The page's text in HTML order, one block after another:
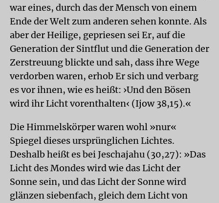
war eines, durch das der Mensch von einem
Ende der Welt zum anderen sehen konnte. Als
aber der Heilige, gepriesen sei Er, auf die
Generation der Sintflut und die Generation der
Zerstreuung blickte und sah, dass ihre Wege
verdorben waren, erhob Er sich und verbarg
es vor ihnen, wie es heißt: ›Und den Bösen
wird ihr Licht vorenthalten‹ (Ijow 38,15).«
Die Himmelskörper waren wohl »nur«
Spiegel dieses ursprünglichen Lichtes.
Deshalb heißt es bei Jeschajahu (30,27): »Das
Licht des Mondes wird wie das Licht der
Sonne sein, und das Licht der Sonne wird
glänzen siebenfach, gleich dem Licht von